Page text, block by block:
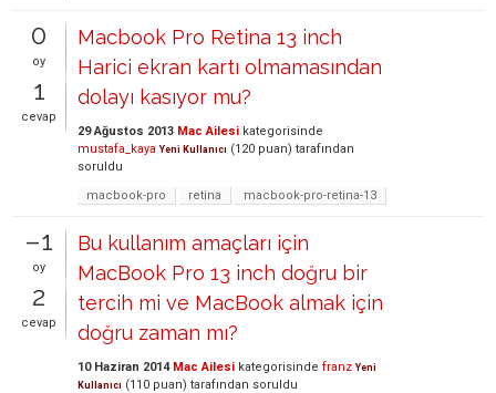
0
oy
1
cevap
Macbook Pro Retina 13 inch
Harici ekran kartı olmamasından
dolayı kasıyor mu?
29 Ağustos 2013 Mac Ailesi kategorisinde
mustafa_kaya Yeni Kullanıcı (120 puan) tarafından
soruldu
macbook-pro
retina macbook-pro-retina-13
–1
oy
2
cevap
Bu kullanım amaçları için
MacBook Pro 13 inch doğru bir
tercih mi ve MacBook almak için
doğru zaman mı?
10 Haziran 2014 Mac Ailesi kategorisinde franz Yeni
Kullanıcı (110 puan) tarafından soruldu